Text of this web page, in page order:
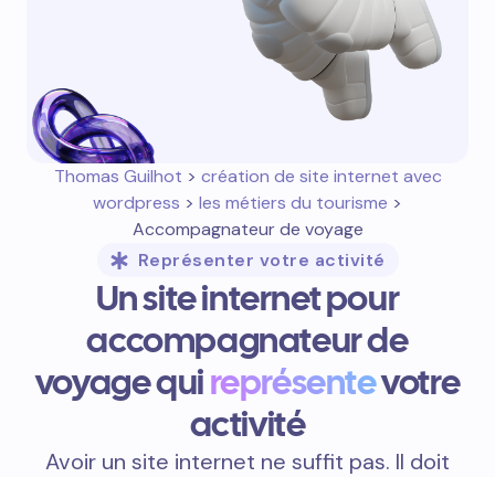
Thomas Guilhot > création de site internet avec
wordpress > les métiers du tourisme >
Accompagnateur de voyage
Représenter votre activité
Un site internet pour
accompagnateur de
voyage quireprésentevotre
activité
Avoir un site internet ne suffit pas. Il doit